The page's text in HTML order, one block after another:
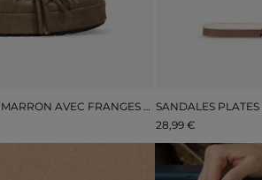
SABOTS À PLATEFORME MARRON AVEC FRANGES ET POMPONS
28,99 €